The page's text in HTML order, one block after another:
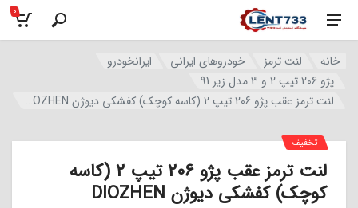
0
خانه لنت ترمز خودروهای ایرانی
ایرانخودرو
پژو 206 تیپ 2 و 3 مدل زیر 91
لنت ترمز عقب پژو 206 تیپ 2 (کاسه کوچک) کفشکی دیوژن DIOZHEN
لنت ترمز عقب پژو 206 تیپ 2 (کاسه
کوچک) کفشکی دیوژن DIOZHEN
تخفیف